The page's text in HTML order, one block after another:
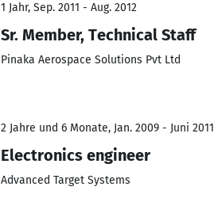
1 Jahr, Sep. 2011 - Aug. 2012
Sr. Member, Technical Staff
Pinaka Aerospace Solutions Pvt Ltd
2 Jahre und 6 Monate, Jan. 2009 - Juni 2011
Electronics engineer
Advanced Target Systems